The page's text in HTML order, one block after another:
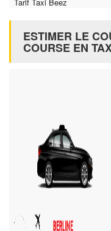
ESTIMER LE
COURSE EN